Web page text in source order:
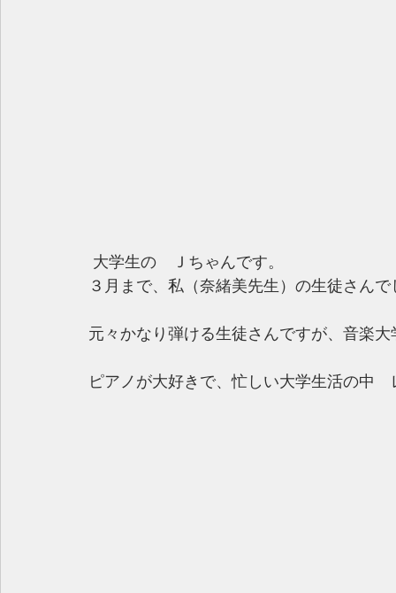
大学生の　Ｊちゃんです。
３月まで、私（奈緒美先生）の生徒さん
元々かなり弾ける生徒さんですが、音楽
ピアノが大好きで、忙しい大学生活の中